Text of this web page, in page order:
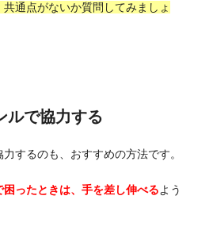
通点がないか質問してみましょ
ルで協力する
するのも、おすすめの方法です。
ったときは、手を差し伸べるよう